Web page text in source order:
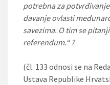
potrebna za
davanje ovlasti
savezima. O tim se
referendum.“ ?
(čl. 133 odnosi se na
Ustava Republike